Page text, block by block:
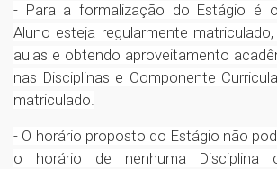
- Para a formalização do Estágio é
Aluno esteja regularmente
aulas e obtendo aproveitamento
nas Disciplinas e Componente
matriculado.
- O horário proposto do Estágio não
o horário de nenhuma Disciplina